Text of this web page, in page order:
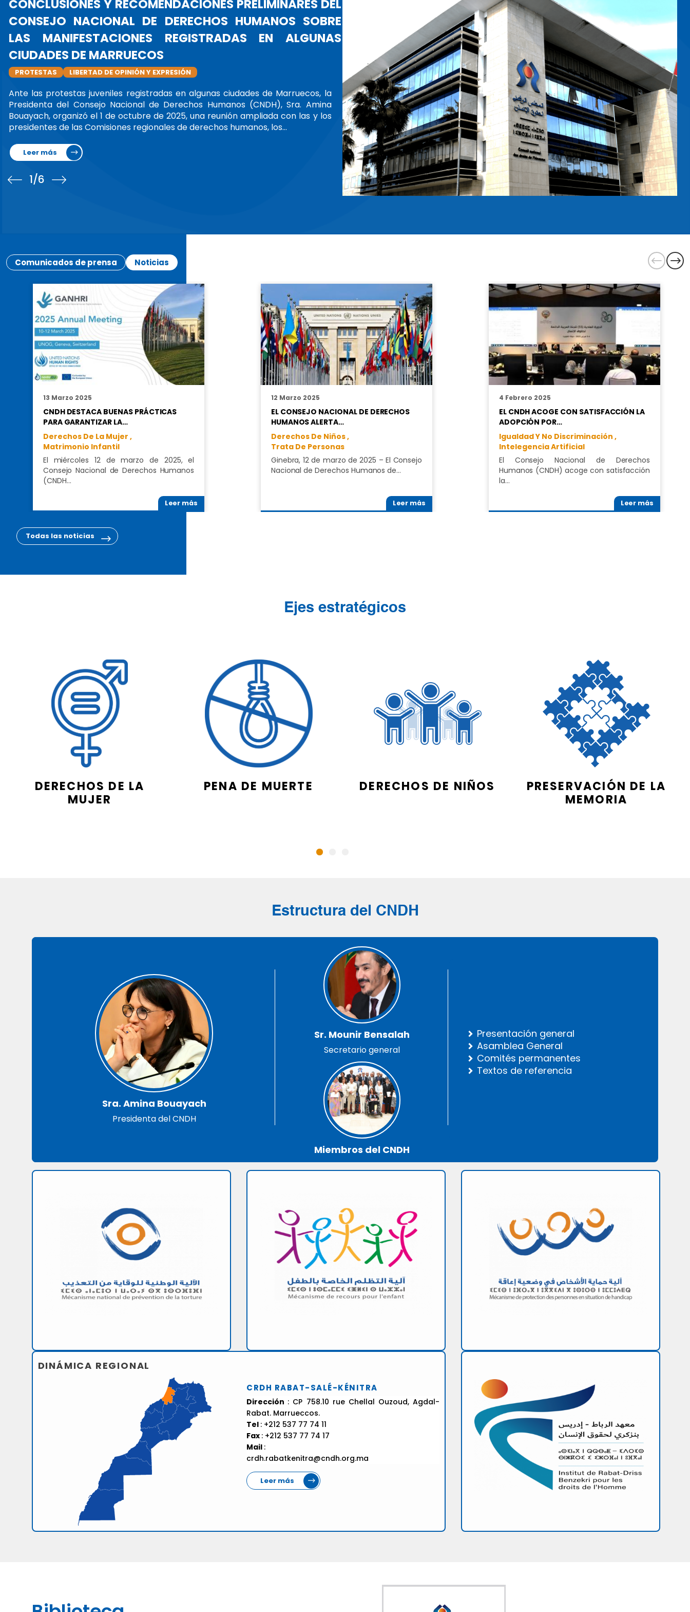
LA PRESIDENTA DEL CNDH, AMINA BOUAYACH, ASUME
OFICIALMENTE LA PRESIDENCIA DE LA GANHRI
PRESIDENTA ALLIANZA GLOBAL DE INDH
La Sra. Amina Bouayach, Presidenta del Consejo Nacional de Derechos Humanos
(CNDH), asumió oficialmente su mandato como Presidenta de la Alianza Global
de Instituciones Nacionales de Derechos Humanos (GANHRI) el jueves 13 de
marzo de 2025.Además de mantener reuniones bilaterales con varias…
Leer más
1/6
Comunicados de prensa Noticias
13 Marzo 2025
CNDH DESTACA BUENAS PRÁCTICAS
PARA GARANTIZAR LA…
Derechos De La Mujer ,
Matrimonio Infantil
El miércoles 12 de marzo de 2025, el
Consejo Nacional de Derechos Humanos
(CNDH…
Leer más
12 Marzo 2025
EL CONSEJO NACIONAL DE DERECHOS
HUMANOS ALERTA…
Derechos De Niños ,
Trata De Personas
Ginebra, 12 de marzo de 2025 – El Consejo
Nacional de Derechos Humanos de…
Leer más
4 Febrero 2025
EL CNDH ACOGE CON SATISFACCIÓN LA
ADOPCIÓN POR…
Igualdad Y No Discriminación ,
Intelegencia Artificial
El Consejo Nacional de Derechos
Humanos (CNDH) acoge con satisfacción
la…
Leer más
Todas las noticias
Ejes estratégicos
DERECHOS DE LA
MUJER
PENA DE MUERTE DERECHOS DE NIÑOS
PRESERVACIÓN DE LA
MEMORIA
Estructura del CNDH
Sra. Amina Bouayach
Presidenta del CNDH
Sr. Mounir Bensalah
Secretario general
Miembros del CNDH
Presentación general
Asamblea General
Comités permanentes
Textos de referencia
DINÁMICA REGIONAL
CRDH RABAT-SALÉ-KÉNITRA
Dirección : CP 758.10 rue Chellal Ouzoud, Agdal-
Rabat. Marrueccos.
Tel : +212 537 77 74 11
Fax : +212 537 77 74 17
Mail :
crdh.rabatkenitra@cndh.org.ma
Leer más